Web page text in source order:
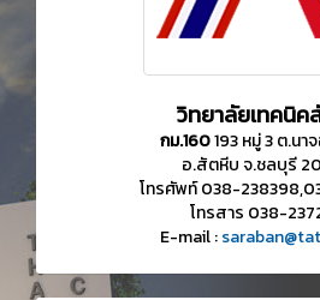
วิทยาลัยเทคนิค
กม.160193 หมู่ 3 ต.นา
อ.สัตหีบ จ.ชลบุรี
โทรศัพท์ 038-
โทรสาร 038-
E-mail :